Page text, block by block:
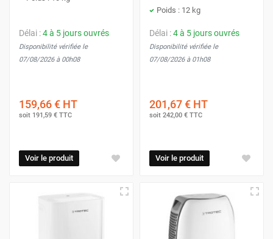
Délai :4 à 5 jours ouvrés
Disponibilité vérifiée le
07/08/2026 à 00h08
159,66 € HT
soit 191,59 € TTC
Voir le produit
Poids : 12 kg
Délai :4 à 5 jours ouvrés
Disponibilité vérifiée le
07/08/2026 à 01h08
201,67 € HT
soit 242,00 € TTC
Voir le produit